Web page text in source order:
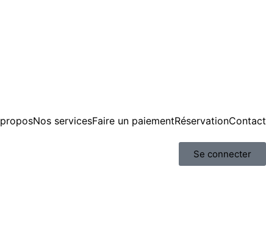
Nos servicesFaire un paiementRéservationContact
Se connecter